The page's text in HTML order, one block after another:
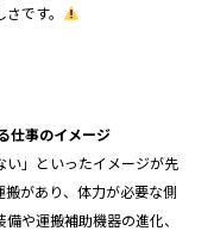
です。
仕事のイメージ
い」といったイメージが先
があり、体力が必要な側
や運搬補助機器の進化、